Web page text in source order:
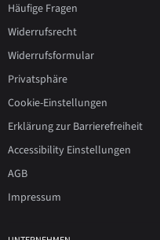
Häufige Fragen
Widerrufsrecht
Widerrufsformular
Privatsphäre
Cookie-Einstellungen
Erklärung zur Barrierefreiheit
Accessibility Einstellungen
AGB
Impressum